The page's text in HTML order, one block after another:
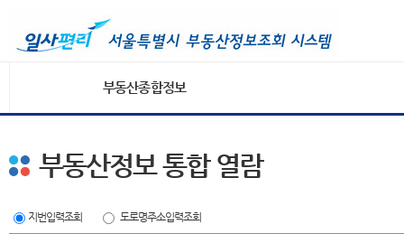
부동산종합정보
부동산정보 통합 열람
지번입력조회 도로명주소입력조회